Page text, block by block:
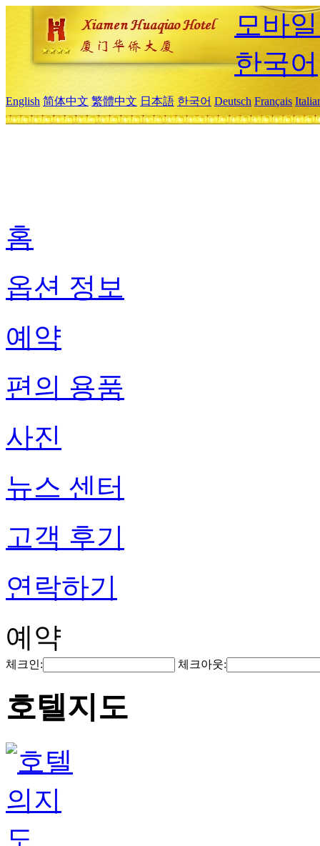
모바
한국어
English 简体中文 繁體中文 日本語 한국어 Deutsch Français
홈
옵션 정보
예약
편의 용품
사진
뉴스 센터
고객 후기
연락하기
예약
체크인: 체크아웃:
호텔지도